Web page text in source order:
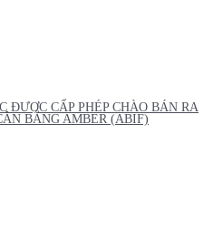
ĐƯỢC CẤP PHÉP CHÀO BÁN RA
BẰNG AMBER (ABIF)